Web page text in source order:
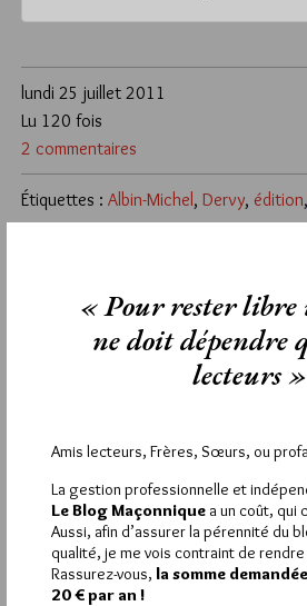
lundi 25 juillet 2011
2 commentaires
Lu 120 fois
Étiquettes : Albin-Michel , Dervy, édition
ALAIN BERNHEIM
24 SEPTEMBRE 2011 À 13H00 / RÉPONDRE
Le livre est sorti vendredi 24
26 JUILLET 2011 À 8H15 / RÉPONDRE
Est ce que ce changement nous
parution du livre d’ Alain Bernheim »
annoncé depuis des mois par Dervy et
« Pour rester
ne doit dépendre
lecteurs »
Amis lecteurs, Frères, Sœurs, ou
La gestion professionnelle et
Le Blog Maçonnique a un coût, qui
Aussi, afin d’assurer la pérennité du
qualité, je me vois contraint de
Rassurez-vous, la somme
20 € par an !